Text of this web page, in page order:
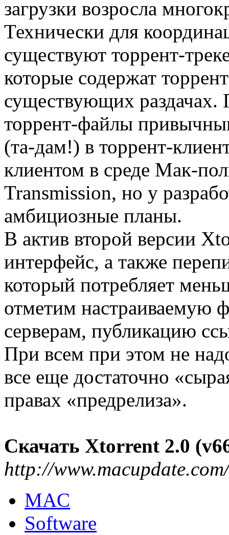
загрузки возросла
Технически для
существуют торрент-
которые содержат
существующих раздачах.
торрент-файлы
(та-дам!) в торрент-
клиентом в среде Мак-
Transmission, но у
амбициозные планы.
В актив второй версии
интерфейс, а также
который потребляет
отметим настраиваемую
серверам, публикацию
При всем при этом не
все еще достаточно
правах «предрелиза».
Скачать Xtorrent 2.0
http://
MAC
Software